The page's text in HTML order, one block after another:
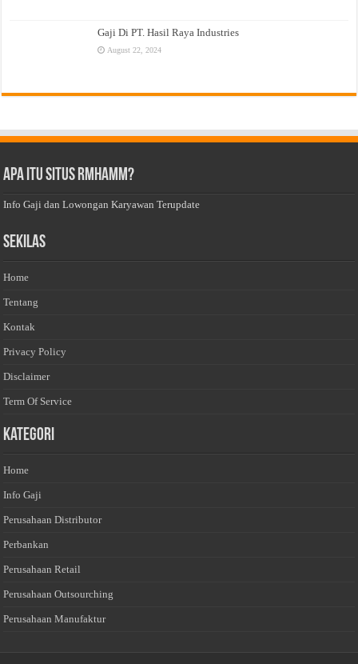
Gaji Di PT. Hasil Raya Industries
August 22, 2024
Apa Itu Situs Rmhamm?
Info Gaji dan Lowongan Karyawan Terupdate
Sekilas
Home
Tentang
Kontak
Privacy Policy
Disclaimer
Term Of Service
Kategori
Home
Info Gaji
Perusahaan Distributor
Perbankan
Perusahaan Retail
Perusahaan Outsourching
Perusahaan Manufaktur